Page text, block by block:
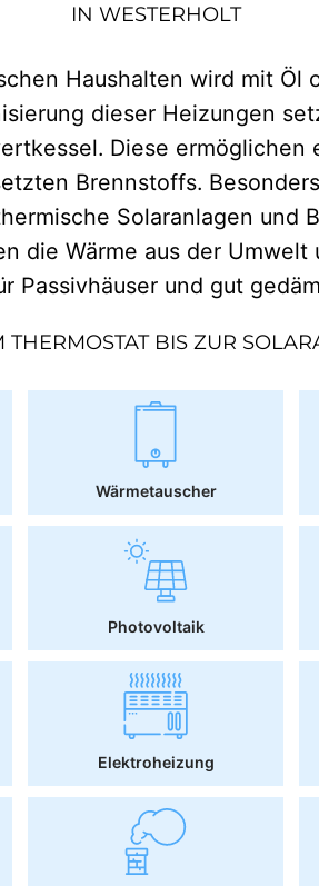
IN WESTERHOLT
Haushalten wird mit Öl
dieser Heizungen
Diese ermöglichen
Brennstoffs.
Solaranlagen und
die Wärme aus der
Passivhäuser und gut
BIS ZUR
Wärmetauscher
Photovoltaik
Elektroheizung